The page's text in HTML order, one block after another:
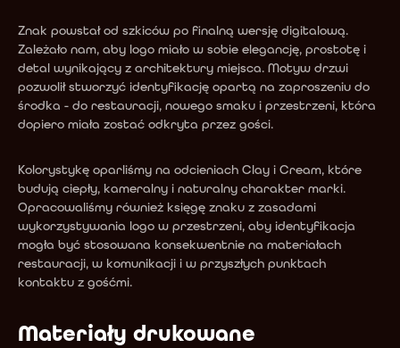
Znak powstał od szkiców po finalną wersję digitalową.
Zależało nam, aby logo miało w sobie elegancję, prostotę i
detal wynikający z architektury miejsca. Motyw drzwi
pozwolił stworzyć identyfikację opartą na zaproszeniu do
środka - do restauracji, nowego smaku i przestrzeni, która
dopiero miała zostać odkryta przez gości.
Kolorystykę oparliśmy na odcieniach Clay i Cream, które
budują ciepły, kameralny i naturalny charakter marki.
Opracowaliśmy również księgę znaku z zasadami
wykorzystywania logo w przestrzeni, aby identyfikacja
mogła być stosowana konsekwentnie na materiałach
restauracji, w komunikacji i w przyszłych punktach
kontaktu z gośćmi.
Materiały drukowane